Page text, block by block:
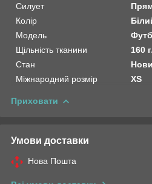
Силует
Колір
Модель
Щільність тканини
160
Стан
Міжнародний розмір
XS
Приховати
Умови доставки
Нова Пошта